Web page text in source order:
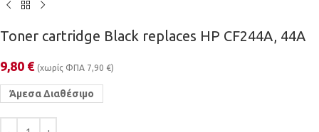
Toner cartridge Black replaces HP CF244A, 44A
9,80 € (χωρίς ΦΠΑ 7,90 €)
Άμεσα Διαθέσιμο